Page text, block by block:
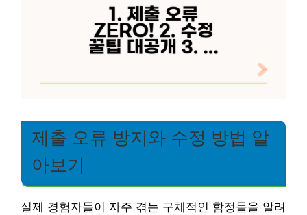
제출 오류 방지와 수정 방법 알
아보기
실제 경험자들이 자주 겪는 구체적인 함정들을 알려